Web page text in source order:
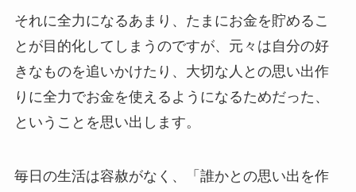
それに全力になるあまり、たまにお金を貯めるこ
とが目的化してしまうのですが、元々は自分の好
きなものを追いかけたり、大切な人との思い出作
りに全力でお金を使えるようになるためだった、
ということを思い出します。
毎日の生活は容赦がなく、「誰かとの思い出を作